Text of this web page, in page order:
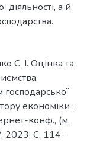
а й
С. І. Оцінка та
економіки :
конф., (м.
2023. С. 114-